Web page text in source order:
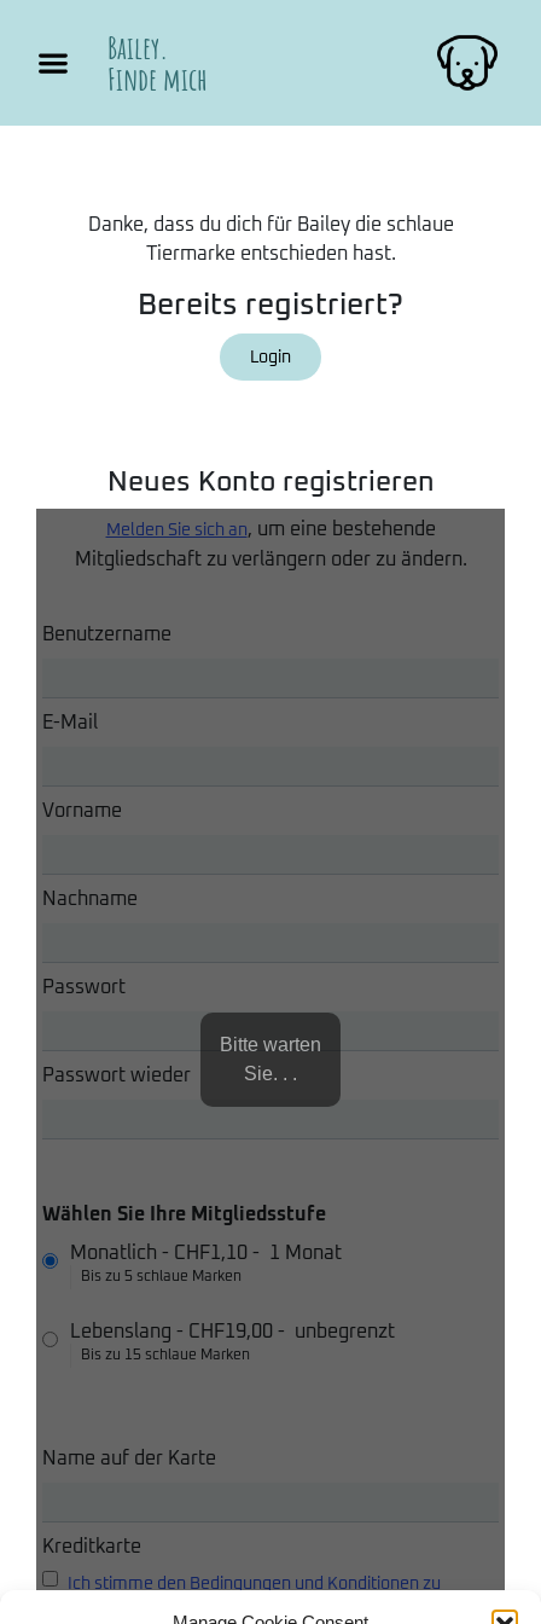
Bailey.
Finde mich
Danke, dass du dich für Bailey die schlaue
Tiermarke entschieden hast.
Bereits registriert?
Login
Neues Konto registrieren
Melden Sie sich an, um eine bestehende
Mitgliedschaft zu verlängern oder zu ändern.
Benutzername
E-Mail
Vorname
Nachname
Passwort
Passwort wieder
Wählen Sie Ihre Mitgliedsstufe
Monatlich - CHF1,10 - 1 Monat
Bis zu 5 schlaue Marken
Lebenslang - CHF19,00 - unbegrenzt
Bis zu 15 schlaue Marken
Name auf der Karte
Kreditkarte
Ich stimme den Bedingungen und Konditionen zu
Bitte warten
Sie. . .